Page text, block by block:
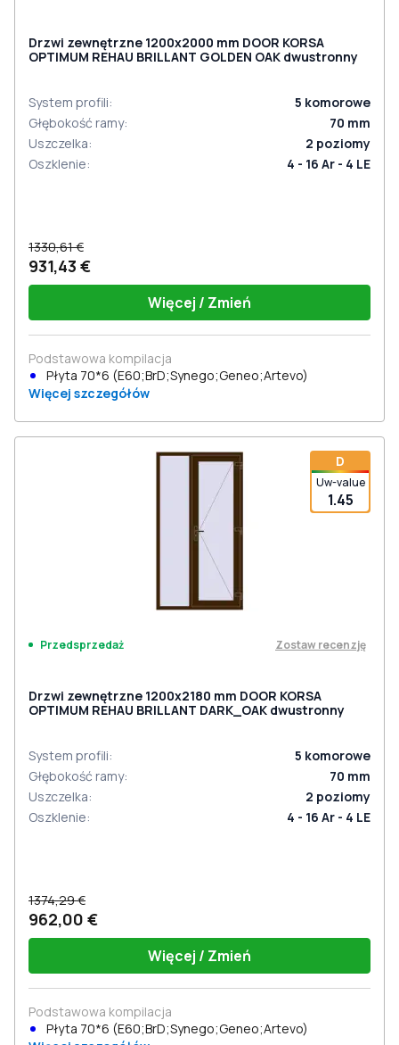
Drzwi zewnętrzne 1200x2000 mm DOOR KORSA
OPTIMUM REHAU BRILLANT GOLDEN OAK dwustronny
System profili: 5 komorowe
Głębokość ramy: 70 mm
Uszczelka: 2 poziomy
Oszklenie: 4 - 16 Ar - 4 LE
1330,61 €
931,43 €
Więcej / Zmień
Podstawowa kompilacja
Płyta 70*6 (E60;BrD;Synego;Geneo;Artevo)
Więcej szczegółów
D
Uw-value
1.45
Przedsprzedaż Zostaw recenzję
Drzwi zewnętrzne 1200x2180 mm DOOR KORSA
OPTIMUM REHAU BRILLANT DARK_OAK dwustronny
System profili: 5 komorowe
Głębokość ramy: 70 mm
Uszczelka: 2 poziomy
Oszklenie: 4 - 16 Ar - 4 LE
1374,29 €
962,00 €
Więcej / Zmień
Podstawowa kompilacja
Płyta 70*6 (E60;BrD;Synego;Geneo;Artevo)